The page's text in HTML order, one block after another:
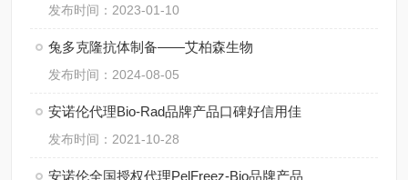
发布时间：2023-01-10
兔多克隆抗体制备——艾柏森生物
发布时间：2024-08-05
安诺伦代理Bio-Rad品牌产品口碑好信用佳
发布时间：2021-10-28
安诺伦全国授权代理PelFreez-Bio品牌产品